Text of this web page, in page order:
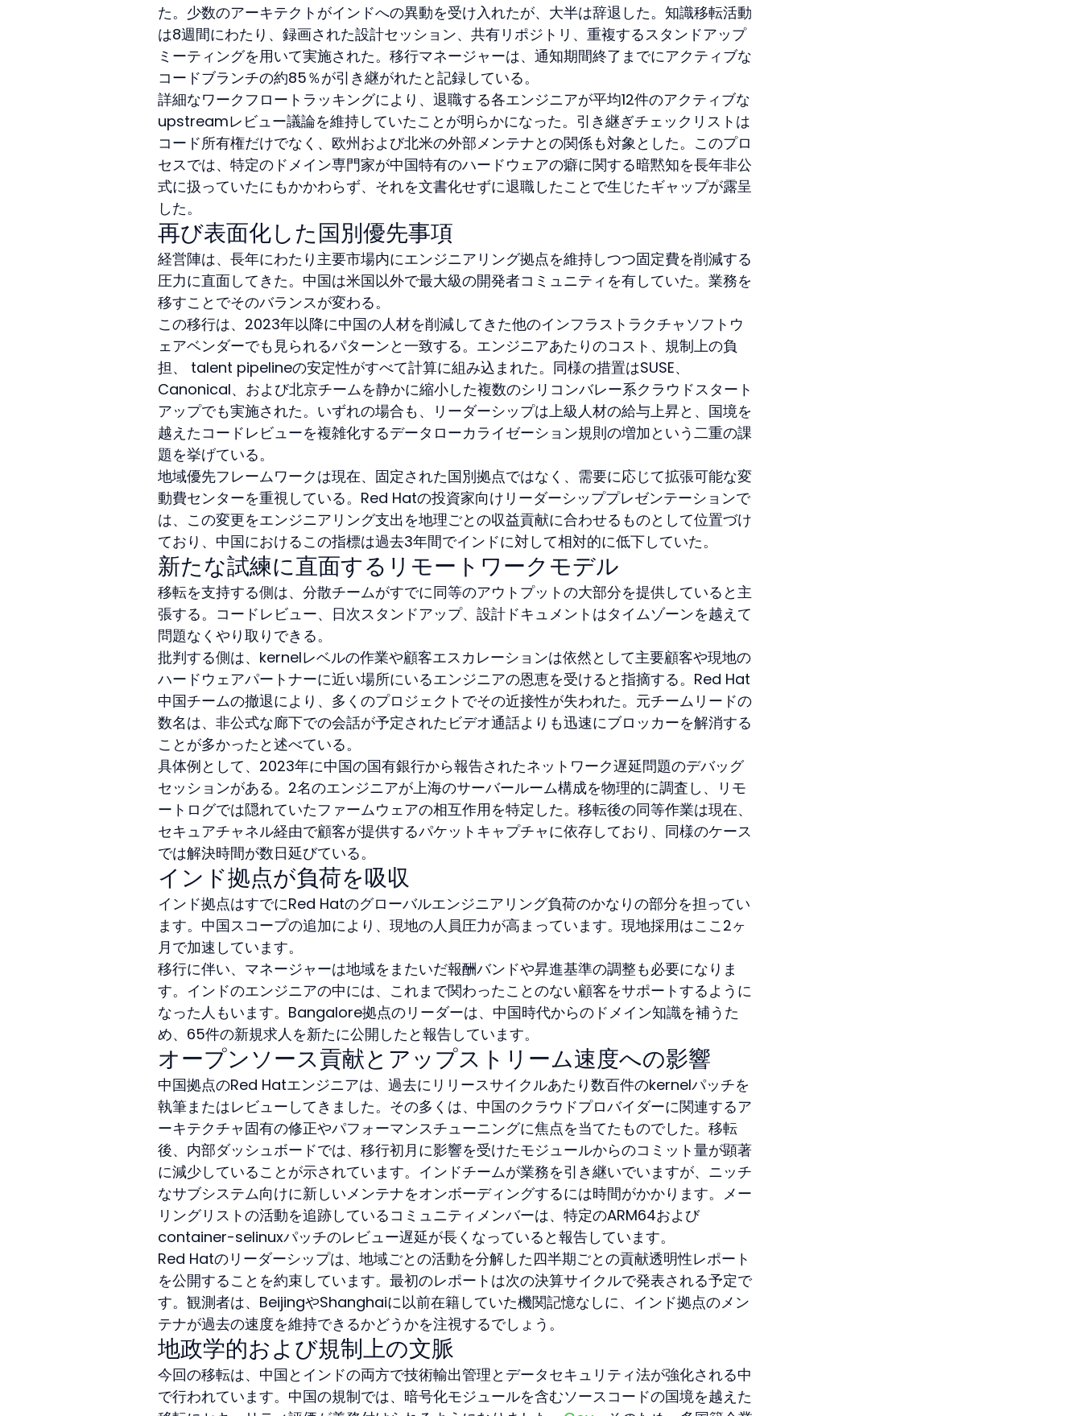
た。少数のアーキテクトがインドへの異動を受け入れたが、大半は辞退した。知識移転活動
は8週間にわたり、録画された設計セッション、共有リポジトリ、重複するスタンドアップ
ミーティングを用いて実施された。移行マネージャーは、通知期間終了までにアクティブな
コードブランチの約85％が引き継がれたと記録している。
詳細なワークフロートラッキングにより、退職する各エンジニアが平均12件のアクティブな
upstreamレビュー議論を維持していたことが明らかになった。引き継ぎチェックリストは
コード所有権だけでなく、欧州および北米の外部メンテナとの関係も対象とした。このプロ
セスでは、特定のドメイン専門家が中国特有のハードウェアの癖に関する暗黙知を長年非公
式に扱っていたにもかかわらず、それを文書化せずに退職したことで生じたギャップが露呈
した。
再び表面化した国別優先事項
経営陣は、長年にわたり主要市場内にエンジニアリング拠点を維持しつつ固定費を削減する
圧力に直面してきた。中国は米国以外で最大級の開発者コミュニティを有していた。業務を
移すことでそのバランスが変わる。
この移行は、2023年以降に中国の人材を削減してきた他のインフラストラクチャソフトウ
ェアベンダーでも見られるパターンと一致する。エンジニアあたりのコスト、規制上の負
担、 talent pipelineの安定性がすべて計算に組み込まれた。同様の措置はSUSE、
Canonical、および北京チームを静かに縮小した複数のシリコンバレー系クラウドスタート
アップでも実施された。いずれの場合も、リーダーシップは上級人材の給与上昇と、国境を
越えたコードレビューを複雑化するデータローカライゼーション規則の増加という二重の課
題を挙げている。
地域優先フレームワークは現在、固定された国別拠点ではなく、需要に応じて拡張可能な変
動費センターを重視している。Red Hatの投資家向けリーダーシッププレゼンテーションで
は、この変更をエンジニアリング支出を地理ごとの収益貢献に合わせるものとして位置づけ
ており、中国におけるこの指標は過去3年間でインドに対して相対的に低下していた。
新たな試練に直面するリモートワークモデル
移転を支持する側は、分散チームがすでに同等のアウトプットの大部分を提供していると主
張する。コードレビュー、日次スタンドアップ、設計ドキュメントはタイムゾーンを越えて
問題なくやり取りできる。
批判する側は、kernelレベルの作業や顧客エスカレーションは依然として主要顧客や現地の
ハードウェアパートナーに近い場所にいるエンジニアの恩恵を受けると指摘する。Red Hat
中国チームの撤退により、多くのプロジェクトでその近接性が失われた。元チームリードの
数名は、非公式な廊下での会話が予定されたビデオ通話よりも迅速にブロッカーを解消する
ことが多かったと述べている。
具体例として、2023年に中国の国有銀行から報告されたネットワーク遅延問題のデバッグ
セッションがある。2名のエンジニアが上海のサーバールーム構成を物理的に調査し、リモ
ートログでは隠れていたファームウェアの相互作用を特定した。移転後の同等作業は現在、
セキュアチャネル経由で顧客が提供するパケットキャプチャに依存しており、同様のケース
では解決時間が数日延びている。
インド拠点が負荷を吸収
インド拠点はすでにRed Hatのグローバルエンジニアリング負荷のかなりの部分を担ってい
ます。中国スコープの追加により、現地の人員圧力が高まっています。現地採用はここ2ヶ
月で加速しています。
移行に伴い、マネージャーは地域をまたいだ報酬バンドや昇進基準の調整も必要になりま
す。インドのエンジニアの中には、これまで関わったことのない顧客をサポートするように
なった人もいます。Bangalore拠点のリーダーは、中国時代からのドメイン知識を補うた
め、65件の新規求人を新たに公開したと報告しています。
オープンソース貢献とアップストリーム速度への影響
中国拠点のRed Hatエンジニアは、過去にリリースサイクルあたり数百件のkernelパッチを
執筆またはレビューしてきました。その多くは、中国のクラウドプロバイダーに関連するア
ーキテクチャ固有の修正やパフォーマンスチューニングに焦点を当てたものでした。移転
後、内部ダッシュボードでは、移行初月に影響を受けたモジュールからのコミット量が顕著
に減少していることが示されています。インドチームが業務を引き継いでいますが、ニッチ
なサブシステム向けに新しいメンテナをオンボーディングするには時間がかかります。メー
リングリストの活動を追跡しているコミュニティメンバーは、特定のARM64および
container-selinuxパッチのレビュー遅延が長くなっていると報告しています。
Red Hatのリーダーシップは、地域ごとの活動を分解した四半期ごとの貢献透明性レポート
を公開することを約束しています。最初のレポートは次の決算サイクルで発表される予定で
す。観測者は、BeijingやShanghaiに以前在籍していた機関記憶なしに、インド拠点のメン
テナが過去の速度を維持できるかどうかを注視するでしょう。
地政学的および規制上の文脈
今回の移転は、中国とインドの両方で技術輸出管理とデータセキュリティ法が強化される中
で行われています。中国の規制では、暗号化モジュールを含むソースコードの国境を越えた